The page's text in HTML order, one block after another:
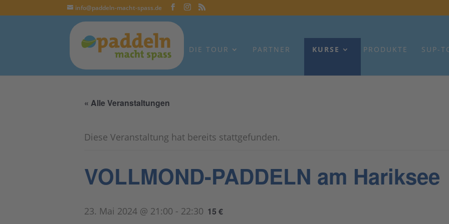
info@paddeln-macht-spass.de
DIE TOUR PARTNER KURSE PRODUKTE SUP-
« Alle Veranstaltungen
Diese Veranstaltung hat bereits stattgefunden.
VOLLMOND-PADDELN am Hariksee
23. Mai 2024 @ 21:00 - 22:30 15 €